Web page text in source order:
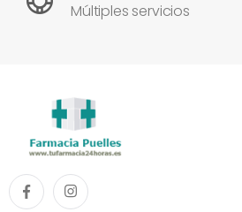
Múltiples servicios